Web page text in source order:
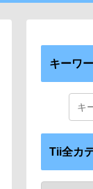
キーワ
Tii全カ